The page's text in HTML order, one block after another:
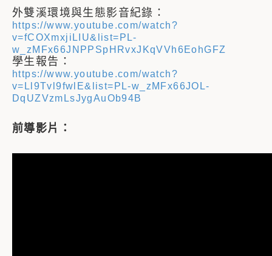
外雙溪環境與生態影音紀錄：
https://www.youtube.com/watch?
v=fCOXmxjiLIU&list=PL-
w_zMFx66JNPPSpHRvxJKqVVh6EohGFZ
學生報告：
https://www.youtube.com/watch?
v=Ll9Tvl9fwlE&list=PL-w_zMFx66JOL-
DqUZVzmLsJygAuOb94B
前導影片：